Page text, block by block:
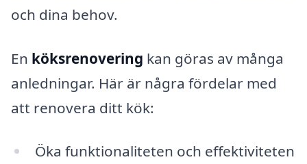
och dina behov.
En köksrenovering kan göras av många
anledningar. Här är några fördelar med
att renovera ditt kök:
Öka funktionaliteten och effektiviteten